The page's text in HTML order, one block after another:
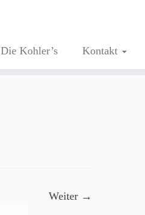
Die Kohler’s Kontakt
Weiter →